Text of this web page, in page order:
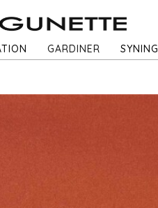
GARDINER SYNING